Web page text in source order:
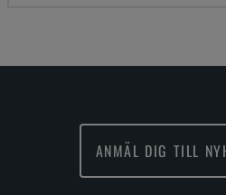
ANMÄL DIG TILL